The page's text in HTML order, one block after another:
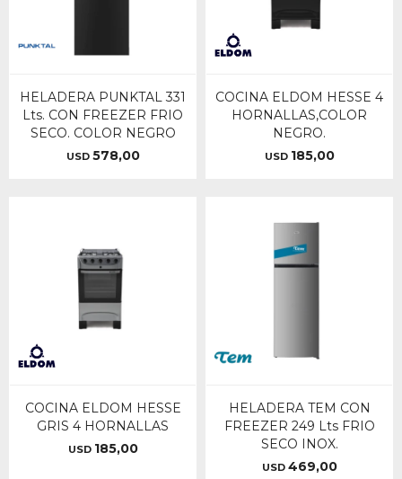
HELADERA PUNKTAL 331
Lts. CON FREEZER FRIO
SECO. COLOR NEGRO
USD 578,00
COCINA ELDOM HESSE 4
HORNALLAS,COLOR
NEGRO.
USD 185,00
COCINA ELDOM HESSE
GRIS 4 HORNALLAS
USD 185,00
HELADERA TEM CON
FREEZER 249 Lts FRIO
SECO INOX.
USD 469,00